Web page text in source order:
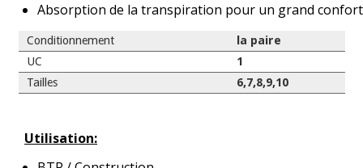
Absorption de la transpiration pour un grand confort
Conditionnement
la paire
UC
1
Tailles
6,7,8,9,10
Utilisation: